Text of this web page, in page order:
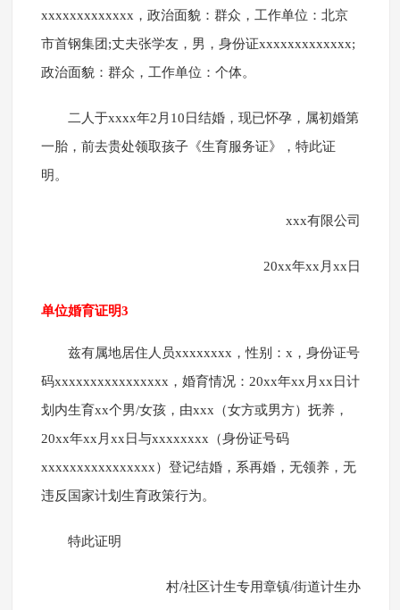
xxxxxxxxxxxxx，政治面貌：群众，工作单位：北京
市首钢集团;丈夫张学友，男，身份证xxxxxxxxxxxxx;
政治面貌：群众，工作单位：个体。
二人于xxxx年2月10日结婚，现已怀孕，属初婚第
一胎，前去贵处领取孩子《生育服务证》，特此证
明。
xxx有限公司
20xx年xx月xx日
单位婚育证明3
兹有属地居住人员xxxxxxxx，性别：x，身份证号
码xxxxxxxxxxxxxxxx，婚育情况：20xx年xx月xx日计
划内生育xx个男/女孩，由xxx（女方或男方）抚养，
20xx年xx月xx日与xxxxxxxx（身份证号码
xxxxxxxxxxxxxxxx）登记结婚，系再婚，无领养，无
违反国家计划生育政策行为。
特此证明
村/社区计生专用章镇/街道计生办